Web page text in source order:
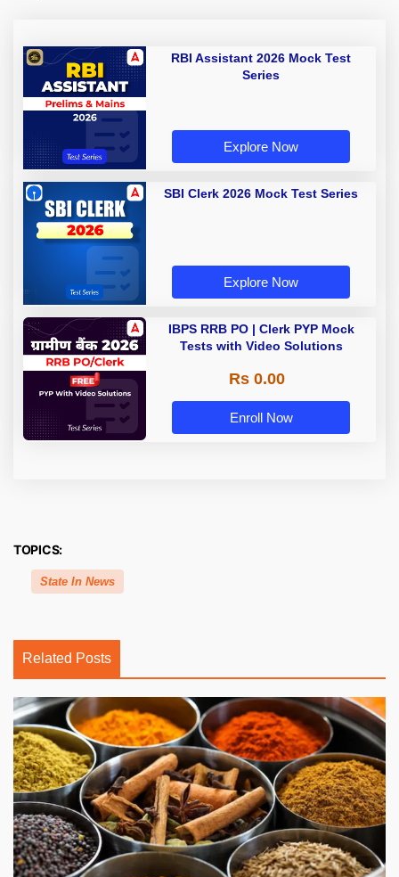
RBI Assistant 2026 Mock Test
Series
Explore Now
SBI Clerk 2026 Mock Test Series
Explore Now
IBPS RRB PO | Clerk PYP Mock
Tests with Video Solutions
Rs 0.00
Enroll Now
TOPICS:
State In News
Related Posts